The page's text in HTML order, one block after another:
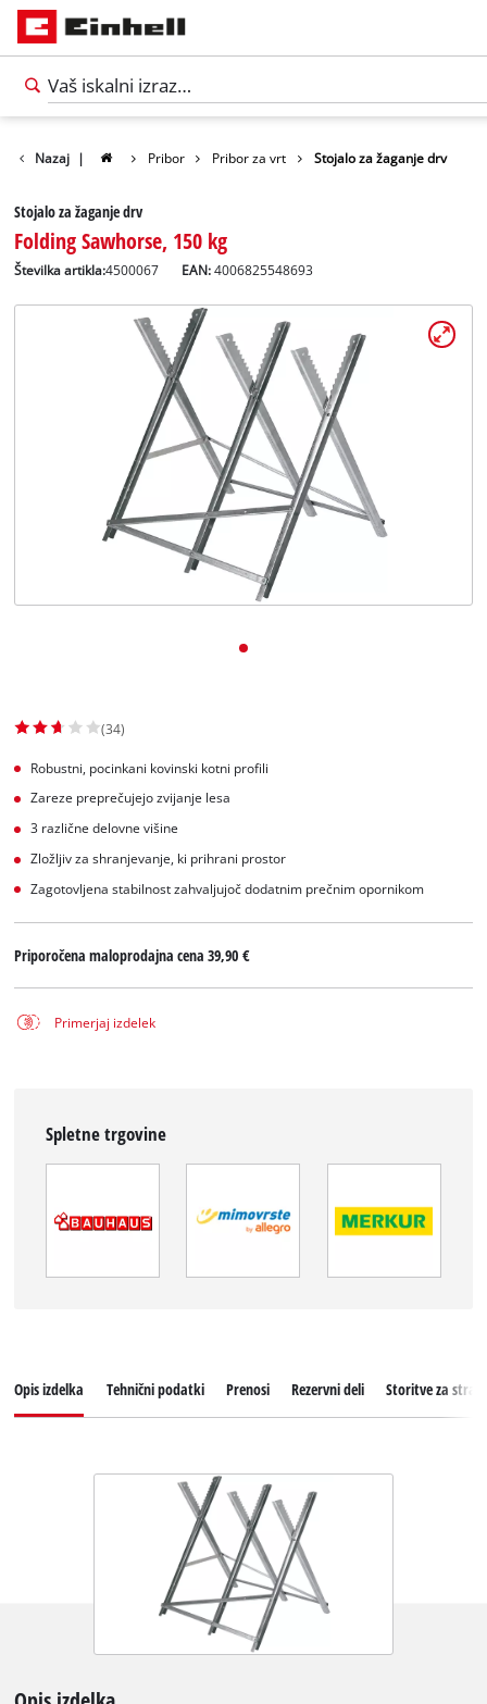
Slovenščina
Nazaj | Pribor Pribor za vrt Stojalo za žaganje drv
Stojalo za žaganje drv
Folding Sawhorse, 150 kg
Številka artikla:4500067 EAN:4006825548693
(34)
Robustni, pocinkani kovinski kotni profili
Zareze preprečujejo zvijanje lesa
3 različne delovne višine
Zložljiv za shranjevanje, ki prihrani prostor
Zagotovljena stabilnost zahvaljujoč dodatnim prečnim opornikom
Priporočena maloprodajna cena39,90 €
Primerjaj izdelek
Spletne trgovine
Opis izdelka Tehnični podatki Prenosi Rezervni deli Storitve za